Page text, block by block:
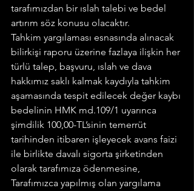
tarafımızdan bir ıslah talebi ve bedel
artırım söz konusu olacaktır.
Tahkim yargılaması esnasında alınacak
bilirkişi raporu üzerine fazlaya ilişkin her
türlü talep, başvuru, ıslah ve dava
hakkımız saklı kalmak kaydıyla tahkim
aşamasında tespit edilecek değer kaybı
bedelinin HMK md.109/1 uyarınca
şimdilik 100,00-TL’sinin temerrüt
tarihinden itibaren işleyecek avans faizi
ile birlikte davalı sigorta şirketinden
olarak tarafımıza ödenmesine,
Tarafımızca yapılmış olan yargılama